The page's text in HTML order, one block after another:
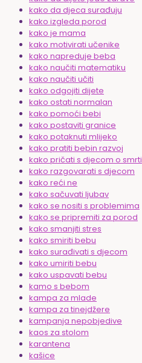
kako da djeca surađuju
kako izgleda porod
kako je mama
kako motivirati učenike
kako napreduje beba
kako naučiti matematiku
kako naučiti učiti
kako odgojiti dijete
kako ostati normalan
kako pomoći bebi
kako postaviti granice
kako potaknuti mlijeko
kako pratiti bebin razvoj
kako pričati s djecom o smrti
kako razgovarati s djecom
kako reći ne
kako sačuvati ljubav
kako se nositi s problemima
kako se pripremiti za porod
kako smanjiti stres
kako smiriti bebu
kako surađivati s djecom
kako umiriti bebu
kako uspavati bebu
kamo s bebom
kampa za mlade
kampa za tinejdžere
kampanja nepobjedive
kaos za stolom
karantena
kašice